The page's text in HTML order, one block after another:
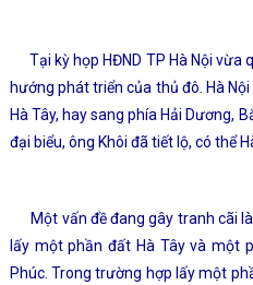
Tại kỳ họp HĐND TP Hà Nội vừa
hướng phát triển của thủ đô. Hà
Hà Tây, hay sang phía Hải Dương,
đại biểu, ông Khôi đã tiết lộ, có thể
Một vấn đề đang gây tranh cãi là
lấy một phần đất Hà Tây và một
Phúc. Trong trường hợp lấy một